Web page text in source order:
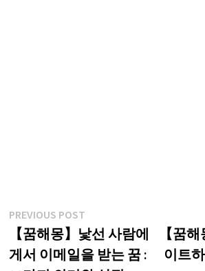
글
탐
PREVIOUS POSTPrevious
post:
【꿈해몽】낯선 사람에
게서 이메일을 받는 꿈 :
【꿈
이트